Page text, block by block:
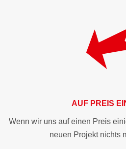
AUF PREIS
Wenn wir uns auf einen Preis
neuen Projekt nichts